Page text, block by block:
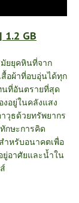
GB
ยยุคหินที่จาก
อผ้าที่อบอุ่นได้ทุก
นที่อันตรายที่สุด
อยู่ในคลังแสง
วุธด้วยทรัพยากร
กษะการคิด
หรับอนาคตเพื่อ
อาศัยและน้ำใน